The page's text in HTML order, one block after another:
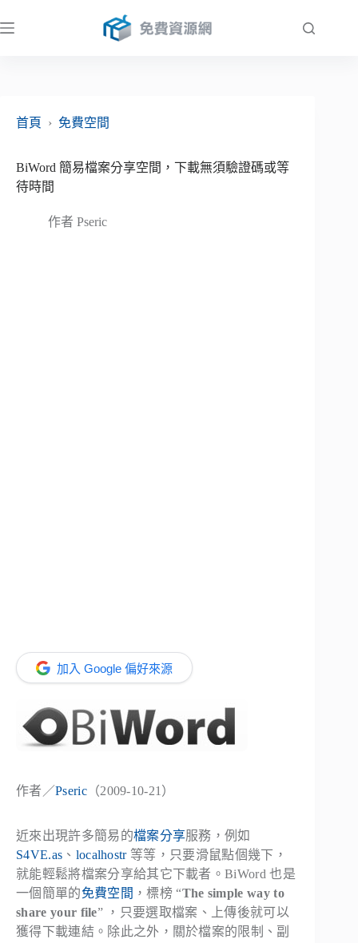
至
首頁
› 免費空間
BiWord 簡易檔案分享空間，下載無須驗證碼或等
待時間
作者 Pseric
加入 Google 偏好來源
作者／Pseric（2009-10-21）
近來出現許多簡易的檔案分享服務，例如
S4VE.as 、 localhostr等等，只要滑鼠點個幾下，
就能輕鬆將檔案分享給其它下載者。BiWord 也是
一個簡單的免費空間 ，標榜 “The simple way to
share your file” ，只要選取檔案、上傳後就可以
獲得下載連結。除此之外，關於檔案的限制、副